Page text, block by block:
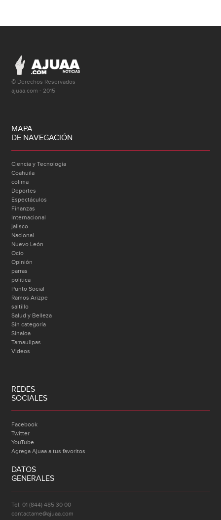
© Derechos Reservados
ajuaa.com - 2015
MAPA
DE NAVEGACIÓN
Ciencia y Tecnología
Coahuila
colima
Deportes
Espectáculos
Finanzas
Internacional
jalisco
Nacional
Nuevo León
Ocio
Opinión
parras
politica
Punto Social
Ramos Arizpe
saltillo
Salud y Belleza
Sin categoría
Sinaloa
Tamaulipas
Videos
REDES
SOCIALES
Facebook
Twitter
YouTube
Agrega Ajuaa a tus favoritos
DATOS
GENERALES
Tel: 01 (844) 485 30 00
contactame@ajuaa.com